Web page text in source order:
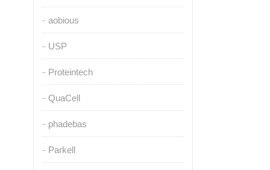
aobious
USP
Proteintech
QuaCell
phadebas
Parkell